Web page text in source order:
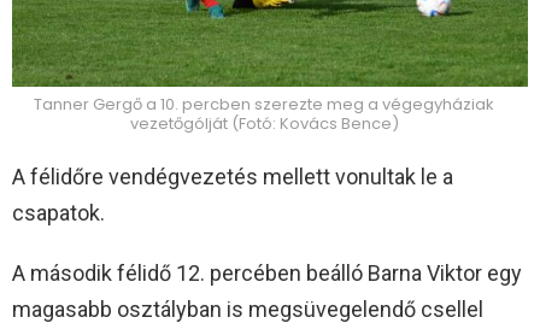
Tanner Gergő a 10. percben szerezte meg a végegyháziak
vezetőgólját (Fotó: Kovács Bence)
A félidőre vendégvezetés mellett vonultak le a
csapatok.
A második félidő 12. percében beálló Barna Viktor egy
magasabb osztályban is megsüvegelendő csellel